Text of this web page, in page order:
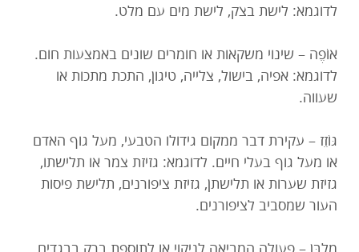
לדוגמא: לישת בצק, לישת מים עם מלט.
אוֹפֶה – שינוי משקאות או חומרים שונים באמצעות חום.
לדוגמא: אפיה, בישול, צלייה, טיגון, התכת מתכות או
שעווה.
גּוֹזֵז – עקירת דבר ממקום גידולו הטבעי, מעל גוף האדם
או מעל גוף בעלי חיים. לדוגמא: גזיזת צמר או תלישתו,
גזיזת שערות או תלישתן, גזיזת ציפורנים, תלישת פיסות
העור שמסביב לציפורנים.